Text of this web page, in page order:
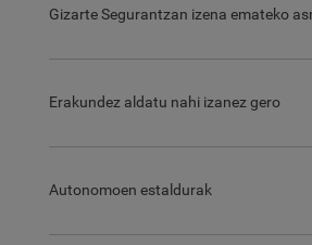
Gizarte Segurantzan izena emateko
Erakundez aldatu nahi izanez gero
Autonomoen estaldurak